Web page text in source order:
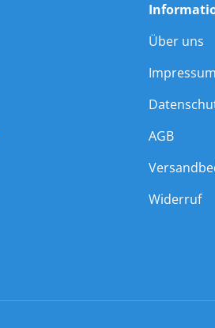
Über uns
Impressum
AGB
Widerruf